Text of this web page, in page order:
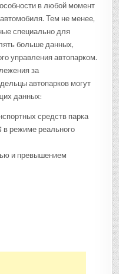
в любой момент
Тем не менее,
специально для
больше данных,
управления автопарком.
за
автопарков могут
данных:
средств парка
режиме реального
и превышением